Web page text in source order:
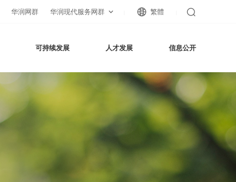
华润网群 华润现代服务网群 繁體
可持续发展 人才发展 信息公开